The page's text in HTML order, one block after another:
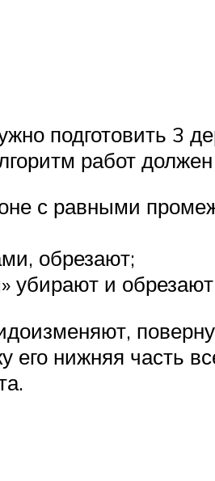
подготовить 3
работ
с равными
обрезают;
убирают и
его нижняя часть